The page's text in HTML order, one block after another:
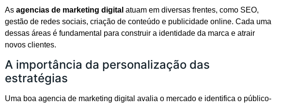
As agencias de marketing digital atuam em diversas frentes, como SEO,
gestão de redes sociais, criação de conteúdo e publicidade online. Cada uma
dessas áreas é fundamental para construir a identidade da marca e atrair
novos clientes.
A importância da personalização das
estratégias
Uma boa agencia de marketing digital avalia o mercado e identifica o público-